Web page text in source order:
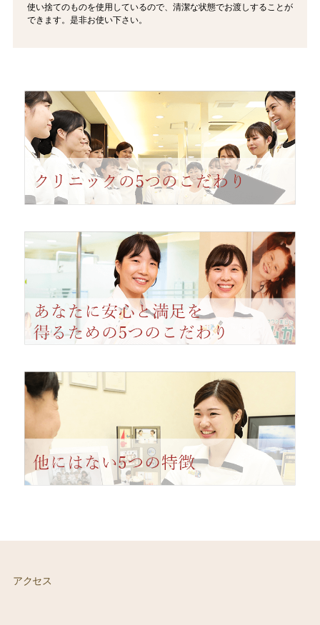
使い捨てのものを使用しているので、清潔な状態でお渡しすることが
できます。 是非お使い下さい。
アクセス